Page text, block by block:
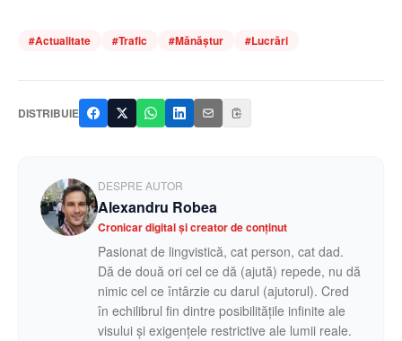
#Actualitate #Trafic #Mănăștur #Lucrări
DISTRIBUIE
DESPRE AUTOR
Alexandru Robea
Cronicar digital și creator de conținut
Pasionat de lingvistică, cat person, cat dad.
Dă de două ori cel ce dă (ajută) repede, nu dă
nimic cel ce întârzie cu darul (ajutorul). Cred
în echilibrul fin dintre posibilitățile infinite ale
visului și exigențele restrictive ale lumii reale.